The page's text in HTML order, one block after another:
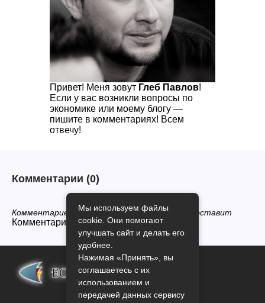
Привет! Меня зовут Глеб Павлов!
Если у вас возникли вопросы по
экономике или моему блогу —
пишите в комментариях! Всем
отвечу!
Комментарии (0)
Комментариев нет, будьте первым кто его оставит
Комментарии закрыты.
Мы используем файлы
cookie. Они помогают
улучшать сайт и делать его
удобнее.
Нажимая «Принять», вы
соглашаетесь с их
использованием и
передачей данных сервису